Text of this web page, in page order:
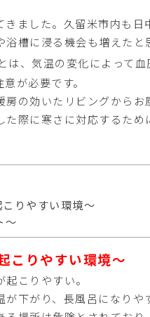
きました。久留米市内も
槽に浸る機会も増えたと
とは、気温の変化によって
が必要です。
房の効いたリビングから
際に寒さに対応するため
りやすい環境～
～
こりやすい環境～
こりやすい。
が下がり、長風呂になりや